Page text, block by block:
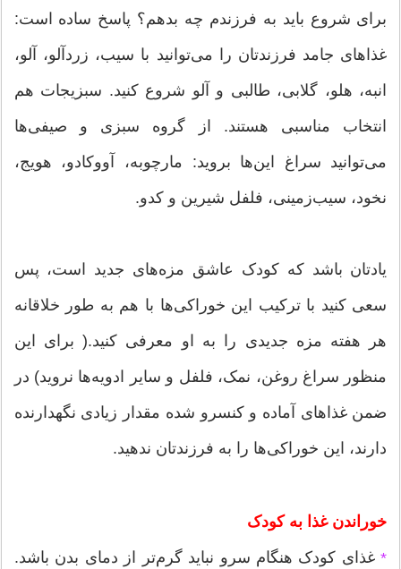
برای شروع باید به فرزندم چه بدهم؟ پاسخ ساده است:
غذاهای جامد فرزندتان را می‌توانید با سیب، زردآلو، آلو،
انبه، هلو، گلابی، طالبی و آلو شروع کنید. سبزیجات هم
انتخاب مناسبی هستند. از گروه سبزی و صیفی‌‌ها
می‌توانید سراغ این‌ها بروید: مارچوبه، آووکادو، هویج،
نخود، سیب‌زمینی، فلفل شیرین و کدو.
یادتان باشد که کودک عاشق مزه‌های جدید است، پس
سعی کنید با ترکیب این خوراکی‌ها با هم به طور خلاقانه
هر هفته مزه جدیدی را به او معرفی کنید.( برای این
منظور سراغ روغن، نمک، فلفل و سایر ادویه‌ها نروید) در
ضمن غذاهای آماده و کنسرو شده مقدار زیادی نگهدارنده
دارند، این خوراکی‌ها را به فرزندتان ندهید.
خوراندن غذا به کودک
*غذای کودک هنگام سرو نباید گرم‌تر از دمای بدن باشد.